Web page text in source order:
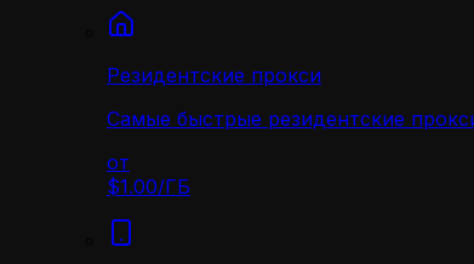
Резидентские прокси
Самые быстрые резидентские
от
$1.00/ГБ